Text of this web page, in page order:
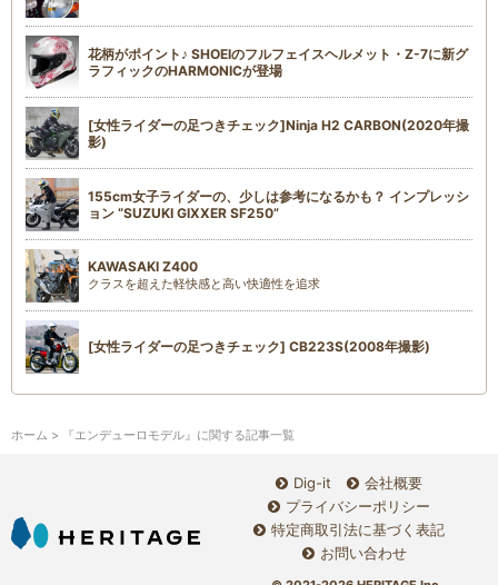
花柄がポイント♪ SHOEIのフルフェイスヘルメット・Z-7に新グ
ラフィックのHARMONICが登場
[女性ライダーの足つきチェック]Ninja H2 CARBON(2020年撮
影)
155cm女子ライダーの、少しは参考になるかも？ インプレッシ
ョン “SUZUKI GIXXER SF250”
KAWASAKI Z400
クラスを超えた軽快感と高い快適性を追求
[女性ライダーの足つきチェック] CB223S(2008年撮影)
ホーム > 『エンデューロモデル』に関する記事一覧
Dig-it
会社概要
プライバシーポリシー
特定商取引法に基づく表記
お問い合わせ